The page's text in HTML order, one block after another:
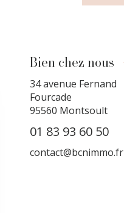
Bien chez nous
34 avenue Fernand
Fourcade
95560 Montsoult
01 83 93 60 50
contact@bcnimmo.fr